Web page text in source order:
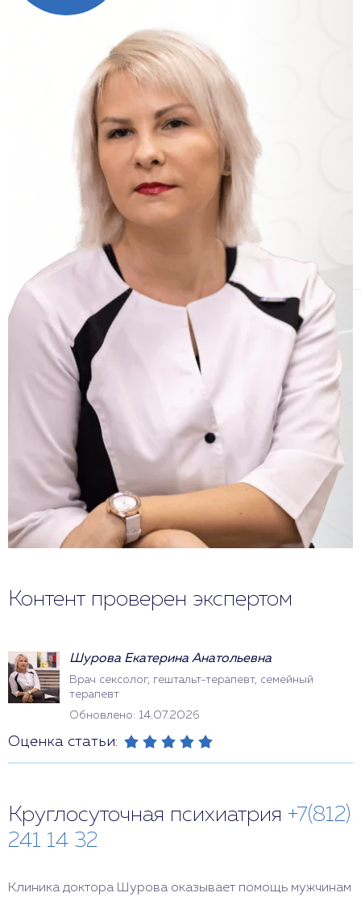
Контент проверен экспертом
Шурова Екатерина Анатольевна
Врач сексолог, гештальт-терапевт, семейный
терапевт
Обновлено: 14.07.2026
Оценка статьи:
Круглосуточная психиатрия +7(812)
241 14 32
Клиника доктора Шурова оказывает помощь мужчинам